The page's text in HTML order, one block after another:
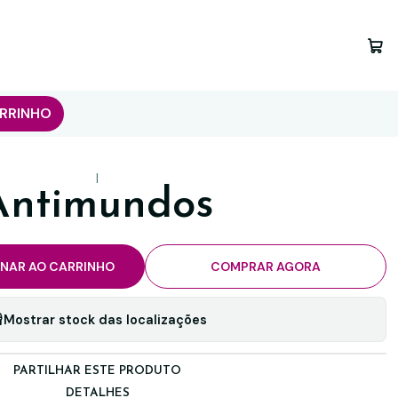
|
AO CARRINHO COMPRAR AGORA
Mostrar stock das localizações
PARTILHAR ESTE PRODUTO
DETALHES